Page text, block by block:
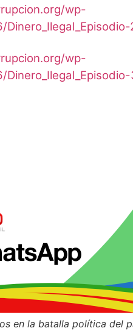
wp-
wp-
en la batalla política del